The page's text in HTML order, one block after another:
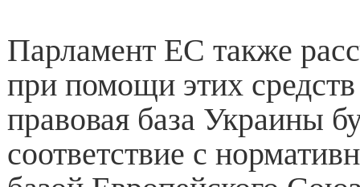
Парламент ЕС также
при помощи этих
правовая база Украины
соответствие с